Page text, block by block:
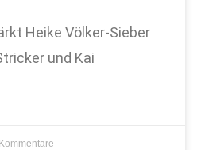
Heike Völker-Sieber
und Kai